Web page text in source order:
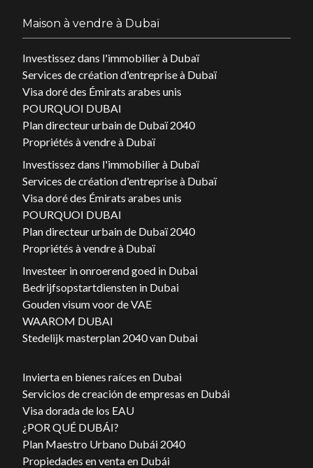
Maison à vendre à Dubaï
Investissez dans l'immobilier à Dubaï
Services de création d'entreprise à Dubaï
Visa doré des Émirats arabes unis
POURQUOI DUBAI
Plan directeur urbain de Dubaï 2040
Propriétés à vendre à Dubaï
Investissez dans l'immobilier à Dubaï
Services de création d'entreprise à Dubaï
Visa doré des Émirats arabes unis
POURQUOI DUBAI
Plan directeur urbain de Dubaï 2040
Propriétés à vendre à Dubaï
Investeer in onroerend goed in Dubai
Bedrijfsopstartdiensten in Dubai
Gouden visum voor de VAE
WAAROM DUBAI
Stedelijk masterplan 2040 van Dubai
Invierta en bienes raíces en Dubai
Servicios de creación de empresas en Dubái
Visa dorada de los EAU
¿POR QUÉ DUBÁI?
Plan Maestro Urbano Dubái 2040
Propiedades en venta en Dubái